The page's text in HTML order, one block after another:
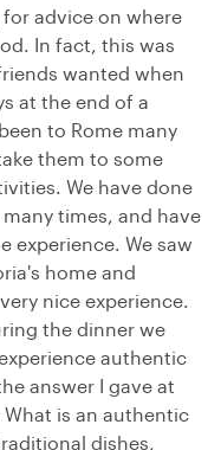
advice on where
In fact, this was
wanted when
at the end of a
to Rome many
them to some
We have done
times, and have
experience. We saw
home and
nice experience.
the dinner we
authentic
answer I gave at
is an authentic
dishes,